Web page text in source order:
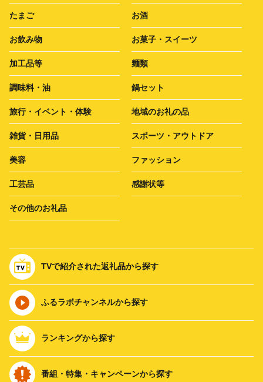
たまご お酒
お飲み物 お菓子・スイーツ
加工品等 麺類
調味料・油 鍋セット
旅行・イベント・体験 地域のお礼の品
雑貨・日用品 スポーツ・アウトドア
美容 ファッション
工芸品 感謝状等
その他のお礼品
TVで紹介された返礼品から探す
ふるラボチャンネルから探す
ランキングから探す
番組・特集・キャンペーンから探す